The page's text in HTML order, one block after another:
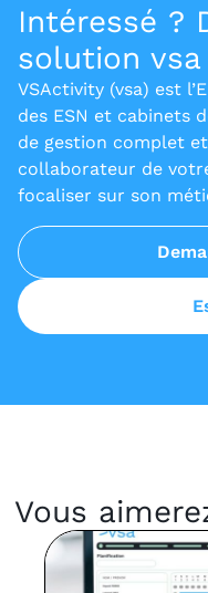
Intéressé ?
solution vsa
VSActivity (vsa) est
des ESN et cabinets
de gestion complet
collaborateur de
focaliser sur son
Vous